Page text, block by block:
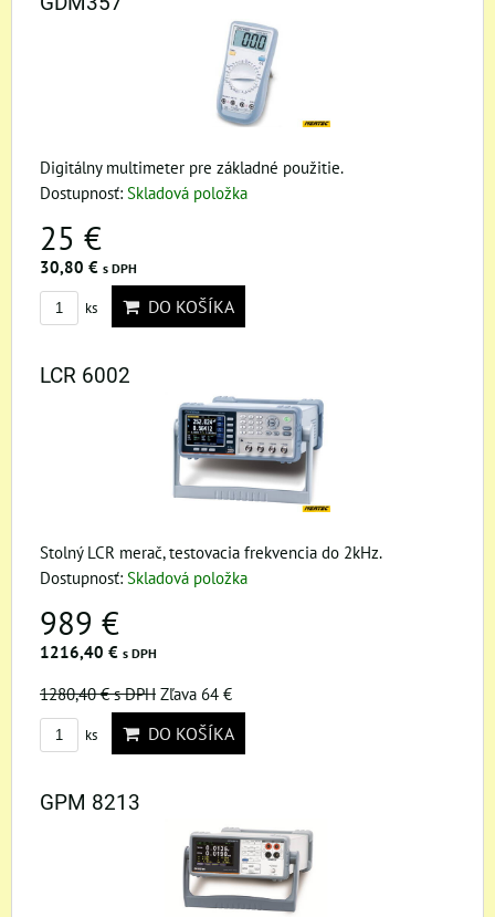
Digitálny multimeter pre základné použitie.
Dostupnosť: Skladová položka
25 €
30,80 € s DPH
ks DO KOŠÍKA
LCR 6002
Stolný LCR merač, testovacia frekvencia do 2kHz.
Dostupnosť: Skladová položka
989 €
1216,40 € s DPH
1280,40 €s DPH Zľava 64 €
ks DO KOŠÍKA
GPM 8213